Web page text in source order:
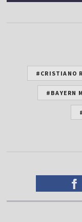
#CRISTIANO
#BAYERN